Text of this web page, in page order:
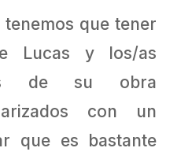
que tener
Lucas y los/as
as de su obra
con un
que es bastante